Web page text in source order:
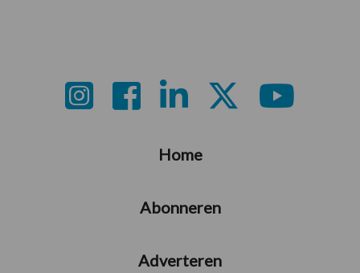
Home
Abonneren
Adverteren